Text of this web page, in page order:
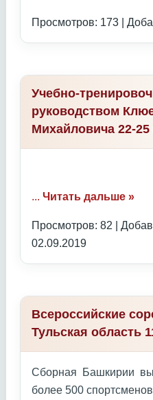
Просмотров: 173 |
Учебно-
руководством
Михайловича 22-25
... Читать дальше »
Просмотров: 82 |
02.09.2019
Всероссийские
Тульская область
Сборная Башкирии
более 500